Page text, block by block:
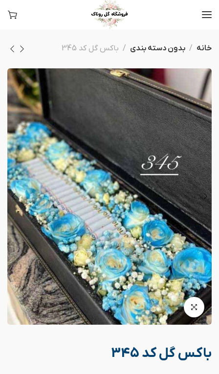
خانه بدون دسته بندی باکس گل کد 345
باکس گل کد 345